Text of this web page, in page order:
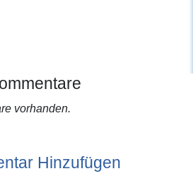
vorhanden.
Hinzufügen